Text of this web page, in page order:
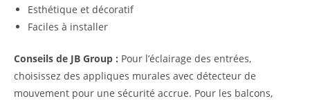
Esthétique et décoratif
Faciles à installer
Conseils de JB Group : Pour l’éclairage des entrées,
choisissez des appliques murales avec détecteur de
mouvement pour une sécurité accrue. Pour les balcons,